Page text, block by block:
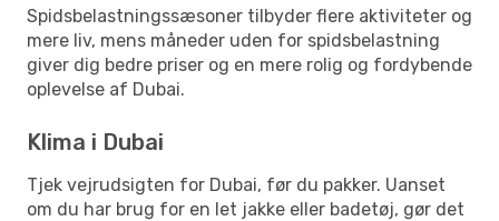
Spidsbelastningssæsoner tilbyder flere aktiviteter og
mere liv, mens måneder uden for spidsbelastning
giver dig bedre priser og en mere rolig og fordybende
oplevelse af Dubai.
Klima i Dubai
Tjek vejrudsigten for Dubai, før du pakker. Uanset
om du har brug for en let jakke eller badetøj, gør det